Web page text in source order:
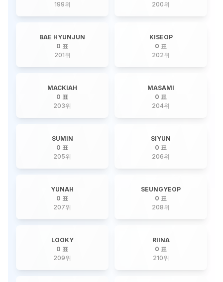
199위 200위
BAE HYUNJUN
0 표
201위
KISEOP
0 표
202위
MACKIAH
0 표
203위
MASAMI
0 표
204위
SUMIN
0 표
205위
SIYUN
0 표
206위
YUNAH
0 표
207위
SEUNGYEOP
0 표
208위
LOOKY
0 표
209위
RIINA
0 표
210위